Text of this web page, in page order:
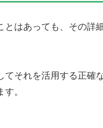
はあっても、その詳
それを活用する正確
。